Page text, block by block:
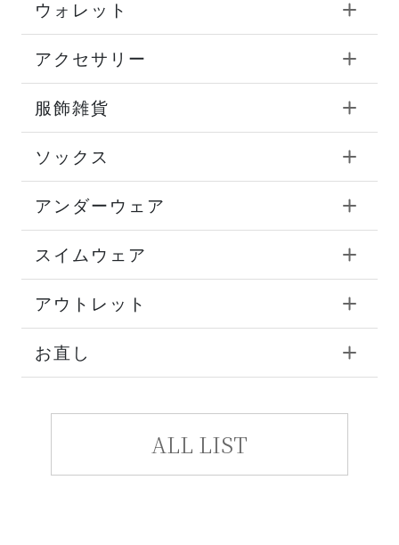
ウォレット
アクセサリー
服飾雑貨
ソックス
アンダーウェア
スイムウェア
アウトレット
お直し
ALL LIST